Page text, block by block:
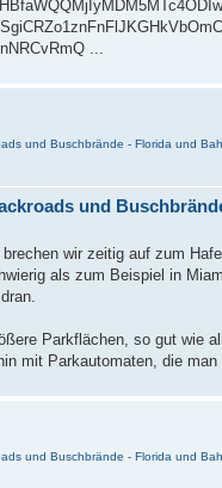
...
und Buschbrände - Florida und
und
wir zeitig auf zum
als zum Beispiel in
Parkflächen, so gut wie
mit Parkautomaten, die
und Buschbrände - Florida und